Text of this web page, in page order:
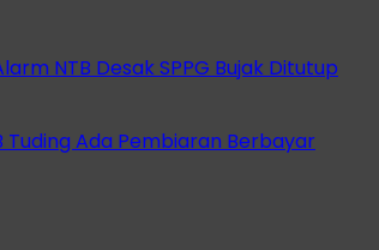
NTB Desak SPPG Bujak Ditutup
Tuding Ada Pembiaran Berbayar